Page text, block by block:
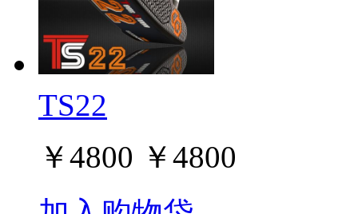
TS22
￥4800 ￥4800